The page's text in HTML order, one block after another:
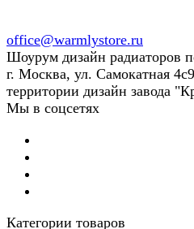
office@warmlystore.ru
Шоурум дизайн радиаторов
г. Москва, ул. Самокатная
территории дизайн завода
Мы в соцсетях
Категории товаров